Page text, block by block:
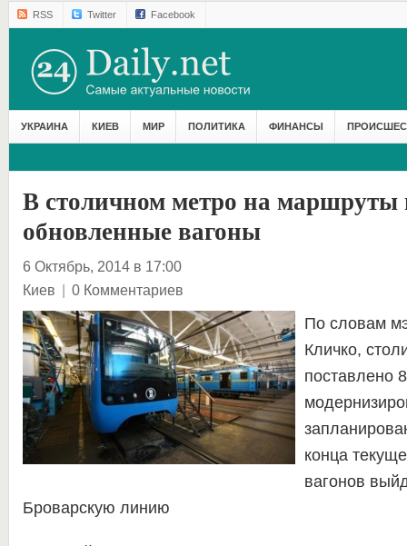
RSS Twitter Facebook
УКРАИНА КИЕВ МИР ПОЛИТИКА ФИНАНСЫ
В столичном метро на маршруты
обновленные вагоны
6 Октябрь, 2014 в 17:00
Киев | 0 Комментариев
По словам
Кличко,
поставлено
конца
вагонов
Броварскую линию